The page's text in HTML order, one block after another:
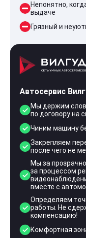
Непонятно,
выдаче
Грязный и
Автосервис
Мы держим
по договору на
Чиним машину
Закрепляем
после чего не
Мы за
за процессом
вместе с
Определяем
работы. Не
компенсацию!
Комфортная